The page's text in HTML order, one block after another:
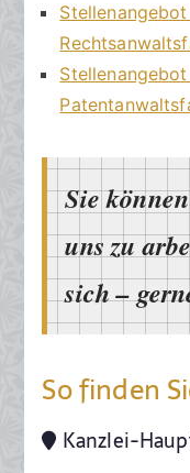
Sie
uns zu
sich –
So finden
Kanzlei-